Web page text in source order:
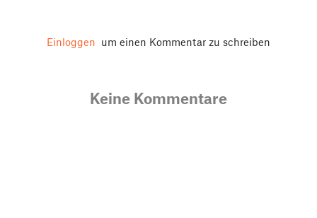
Einloggen um einen Kommentar zu schreiben
Keine Kommentare